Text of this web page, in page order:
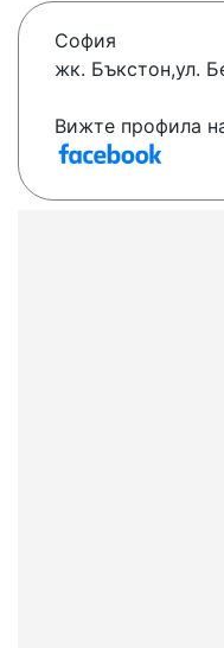
София
жк. Бъкстон,ул.
Вижте профила